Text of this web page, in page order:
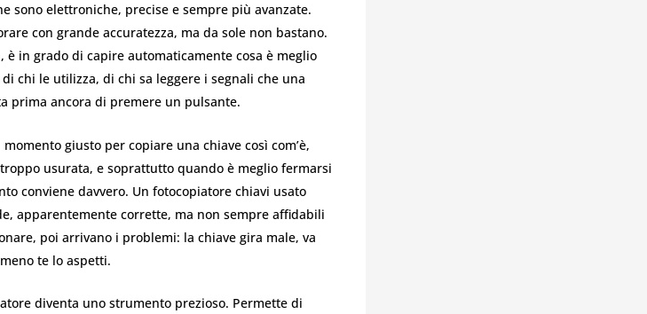
sono elettroniche, precise e sempre più avanzate.
con grande accuratezza, ma da sole non bastano.
in grado di capire automaticamente cosa è meglio
chi le utilizza, di chi sa leggere i segnali che una
prima ancora di premere un pulsante.
giusto per copiare una chiave così com’è,
usurata, e soprattutto quando è meglio fermarsi
conviene davvero. Un fotocopiatore chiavi usato
apparentemente corrette, ma non sempre affidabili
poi arrivano i problemi: la chiave gira male, va
te lo aspetti.
diventa uno strumento prezioso. Permette di